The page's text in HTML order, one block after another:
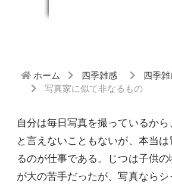
ホーム 四季雑感
四季
写真家に似て非なるもの
自分は毎日写真を撮っているか
と言えないこともないが、本当
るのが仕事である。じつは子供
が大の苦手だったが、写真なら